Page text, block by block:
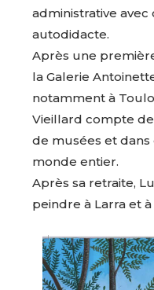
administrative avec
autodidacte.
Après une
la Galerie
notamment à
Vieillard compte
de musées et
monde entier.
Après sa retraite,
peindre à Larra et